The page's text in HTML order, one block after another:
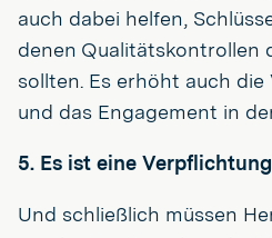
auch dabei helfen,
denen Qualitätskontrollen
sollten. Es erhöht auch
und das Engagement in
5. Es ist eine
Und schließlich müssen